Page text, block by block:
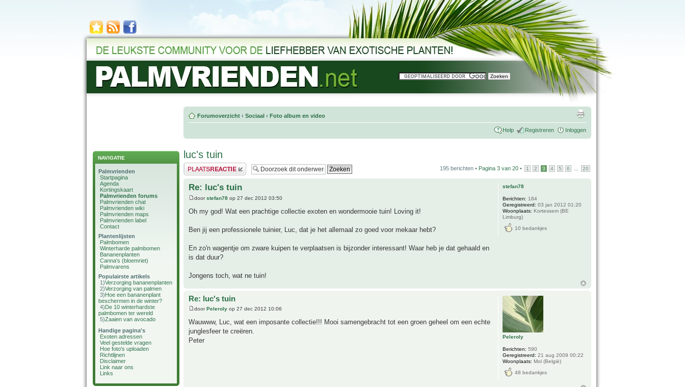
NAVIGATIE
Palmvrienden
Startpagina
Agenda
Kortingskaart
Palmvrienden forums
Palmvrienden chat
Palmvrienden wiki
Palmvrienden maps
Palmvrienden label
Contact
Plantenlijsten
Palmbomen
Winterharde palmbomen
Bananenplanten
Canna's (bloemriet)
Palmvarens
Populairste artikels
1)Verzorging bananenplanten
2)Verzorging van palmen
3)Hoe een bananenplant
beschermen in de winter?
4)De 10 winterhardste
palmbomen ter wereld
5)Zaaien van avocado
Handige pagina's
Exoten adressen
Veel gestelde vragen
Hoe foto's uploaden
Richtlijnen
Disclaimer
Link naar ons
Links
Forumoverzicht ‹ Sociaal ‹ Foto album en video
Help Registreren Inloggen
luc's tuin
Plaats een reactie 195 berichten • Pagina 3 van 20 • 1 2 3 4 5 6 20
Re: luc's tuin
doorstefan78 op 27 dec 2012 03:50
Oh my god! Wat een prachtige collectie exoten en wondermooie tuin! Loving it!
Ben jij een professionele tuinier, Luc, dat je het allemaal zo goed voor mekaar hebt?
En zo'n wagentje om zware kuipen te verplaatsen is bijzonder interessant! Waar heb je dat gehaald en
is dat duur?
Jongens toch, wat ne tuin!
stefan78
Berichten: 184
Geregistreerd: 03 jan 2012 01:20
Woonplaats: Kortessem (BE
Limburg)
10 bedankjes
Re: luc's tuin
doorPeleroly op 27 dec 2012 10:06
Wauwww, Luc, wat een imposante collectie!!! Mooi samengebracht tot een groen geheel om een echte
junglesfeer te creëren.
Peter
Peleroly
Berichten: 590
Geregistreerd: 21 aug 2009 00:22
Woonplaats: Mol (België)
48 bedankjes